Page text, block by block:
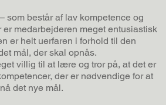
som består af lav kompetence og
er medarbejderen meget entusiastisk
er helt uerfaren i forhold til den
mål, der skal opnås.
villig til at lære og tror på, at det er
der er nødvendige for at
det nye mål.